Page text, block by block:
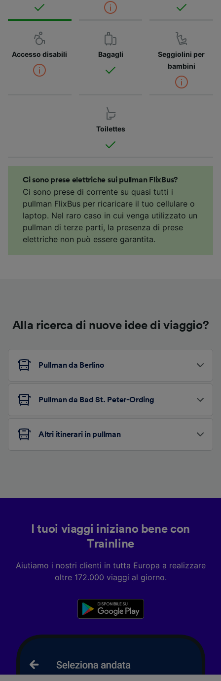
Accesso disabili Bagagli
Seggiolini per
bambini
Toilettes
Ci sono prese elettriche sui pullman FlixBus?
Ci sono prese di corrente su quasi tutti i
pullman FlixBus per ricaricare il tuo cellulare o
laptop. Nel raro caso in cui venga utilizzato un
pullman di terze parti, la presenza di prese
elettriche non può essere garantita.
Alla ricerca di nuove idee di viaggio?
Pullman da Berlino
Pullman da Bad St. Peter-Ording
Altri itinerari in pullman
I tuoi viaggi iniziano bene con
Trainline
Aiutiamo i nostri clienti in tutta Europa a realizzare
oltre 172.000 viaggi al giorno.